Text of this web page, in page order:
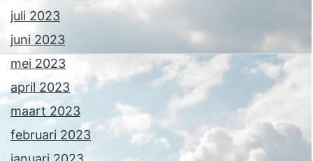
juli 2023
juni 2023
mei 2023
april 2023
maart 2023
februari 2023